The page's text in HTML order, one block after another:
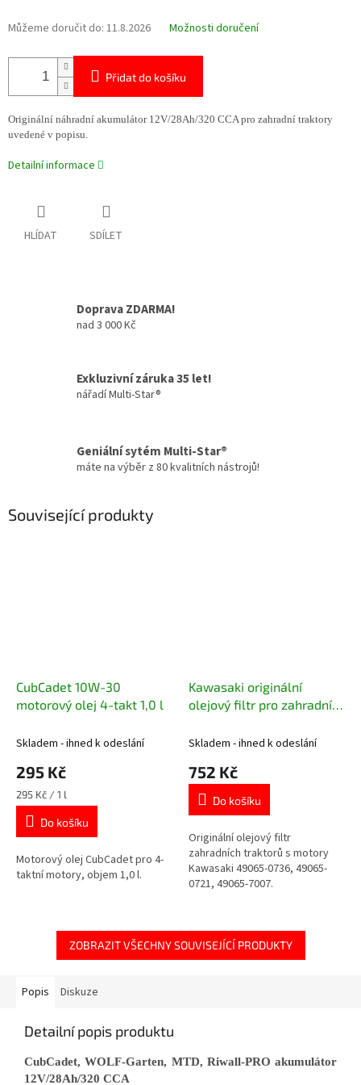
Můžeme doručit do: 11.8.2026 Možnosti doručení
Přidat do košíku
Originální náhradní akumulátor 12V/28Ah/320 CCA pro zahradní traktory
uvedené v popisu.
Detailní informace
HLÍDAT SDÍLET
Doprava ZDARMA!
nad 3 000 Kč
Exkluzivní záruka 35 let!
nářadí Multi-Star®
Geniální sytém Multi-Star®
máte na výběr z 80 kvalitních nástrojů!
Související produkty
CubCadet 10W-30
motorový olej 4-takt 1,0 l
Skladem - ihned k odeslání
295 Kč
Měrná
cena:
295 Kč / 1 l
Do košíku
Motorový olej CubCadet pro 4-
taktní motory, objem 1,0 l.
Kawasaki originální
olejový filtr pro zahradní
49065-0721, 49065-7007
Skladem - ihned k odeslání
752 Kč
Do košíku
Originální olejový filtr
zahradních traktorů s motory
Kawasaki 49065-0736, 49065-
0721, 49065-7007.
ZOBRAZIT VŠECHNY SOUVISEJÍCÍ PRODUKTY
Popis Diskuze
Detailní popis produktu
CubCadet, WOLF-Garten, MTD, Riwall-PRO akumulátor
12V/28Ah/320 CCA